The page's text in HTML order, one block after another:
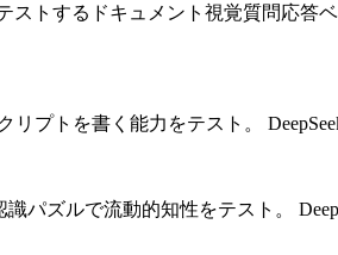
トするドキュメント視覚質問応答ベ
リプトを書く能力をテスト。
パズルで流動的知性をテスト。